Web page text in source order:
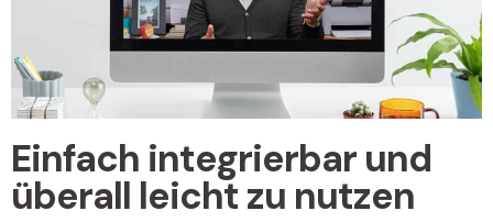
Einfach integrierbar und
überall leicht zu nutzen